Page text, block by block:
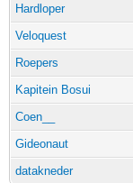
Hardloper
Veloquest
Roepers
Kapitein Bosui
Coen__
Gideonaut
datakneder